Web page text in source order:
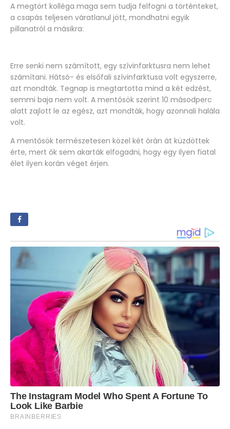
A megtört kolléga maga sem tudja felfogni a történteket,
a csapás teljesen váratlanul jött, mondhatni egyik
pillanatról a másikra:
Erre senki nem számított, egy szívinfarktusra nem lehet
számítani. Hátsó- és elsőfali szívinfarktusa volt egyszerre,
azt mondták. Tegnap is megtartotta mind a két edzést,
semmi baja nem volt. A mentősök szerint 10 másodperc
alatt zajlott le az egész, azt mondták, hogy azonnali halála
volt.
A mentősök természetesen közel két órán át küzdöttek
érte, mert ők sem akarták elfogadni, hogy egy ilyen fiatal
élet ilyen korán véget érjen.